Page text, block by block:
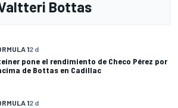
Bottas
12 d
pone el rendimiento de Checo Pérez por
de Bottas en Cadillac
12 d